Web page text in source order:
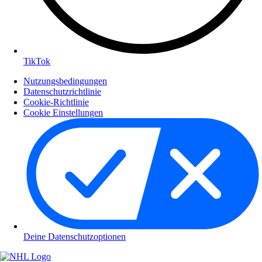
TikTok
Nutzungsbedingungen
Datenschutzrichtlinie
Cookie-Richtlinie
Cookie Einstellungen
Deine Datenschutzoptionen